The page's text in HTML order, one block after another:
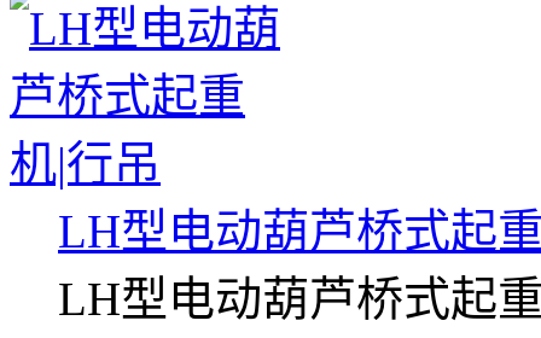
LH型电动葫芦桥式起
LH型电动葫芦桥式起